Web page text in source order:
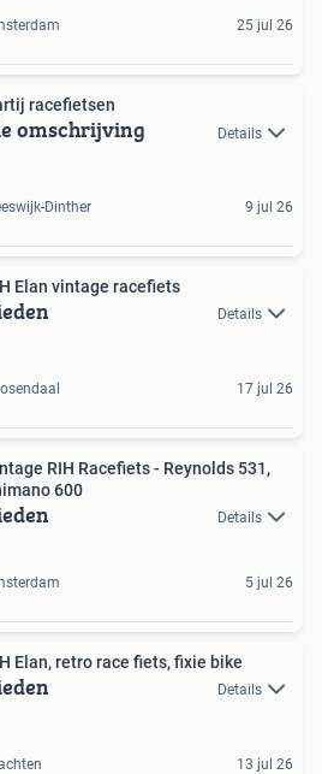
25 jul 26
racefietsen
omschrijving Details
Dinther 9 jul 26
Elan vintage racefiets
Details
17 jul 26
RIH Racefiets - Reynolds 531,
600
Details
5 jul 26
Elan, retro race fiets, fixie bike
Details
13 jul 26